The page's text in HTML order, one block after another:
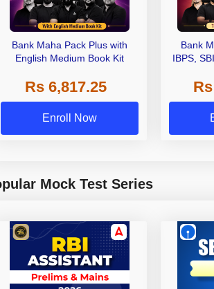
Bank Maha Pack Plus with
English Medium Book Kit
Rs 6,817.25
Enroll Now
Bank
IBPS,
Other
Mock Test Series